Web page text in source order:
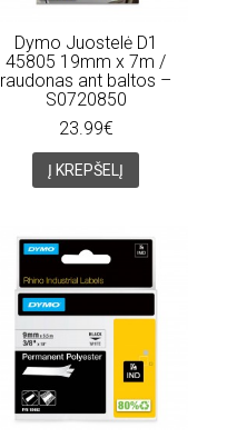
Dymo Juostelė D1
45805 19mm x 7m /
raudonas ant baltos –
S0720850
23.99€
Į KREPŠELĮ